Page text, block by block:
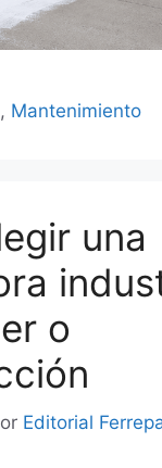
, Mantenimiento
una
o
Editorial